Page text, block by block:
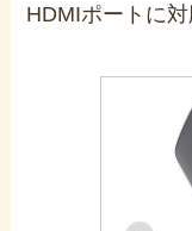
HDMIポートに対